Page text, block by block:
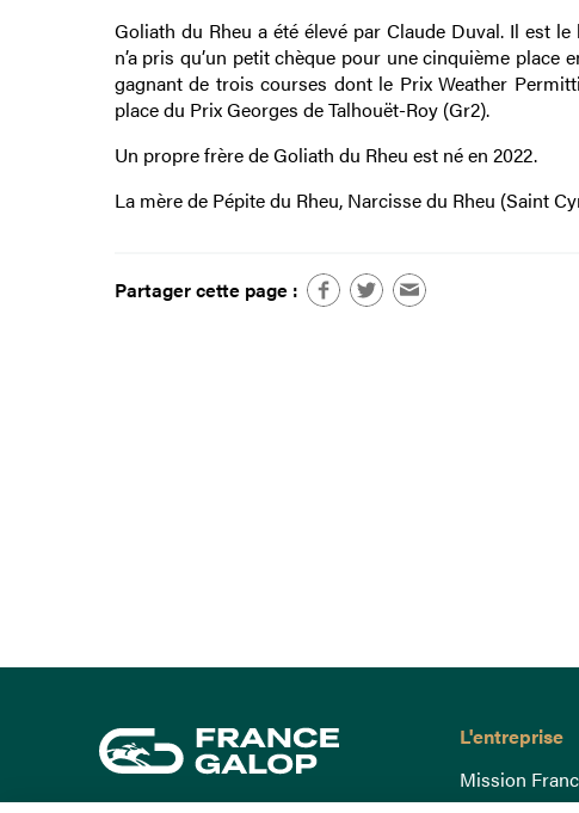
Goliath du Rheu a été élevé par Claude Duval. Il est
n’a pris qu’un petit chèque pour une cinquième
gagnant de trois courses dont le Prix Weather
place du Prix Georges de Talhouët-Roy (Gr2).
Un propre frère de Goliath du Rheu est né en 2022.
La mère de Pépite du Rheu, Narcisse du Rheu (Saint
Partager cette page :
L'entreprise
Mission